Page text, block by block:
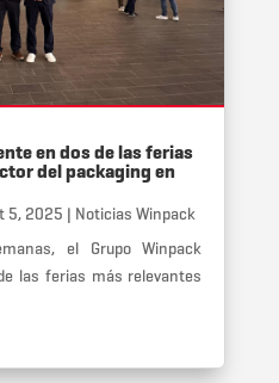
en dos de las ferias
del packaging en
5, 2025 | Noticias Winpack
el Grupo Winpack
las ferias más relevantes